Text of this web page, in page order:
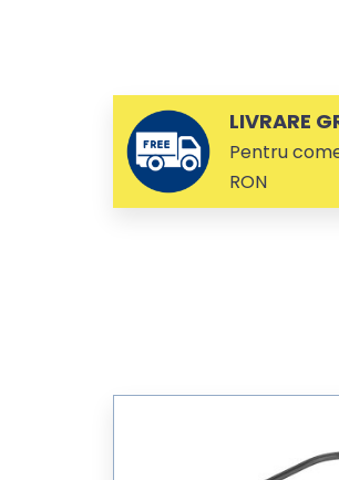
LIVRARE
Pentru
RON